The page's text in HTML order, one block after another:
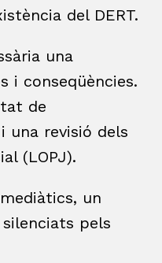
del DERT.
una
i conseqüències.
de
una revisió dels
(LOPJ).
un
pels